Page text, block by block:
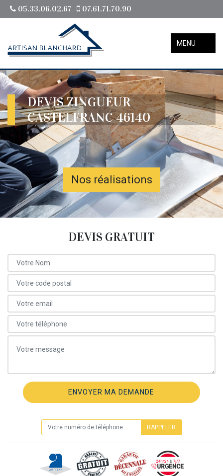
05.33.06.02.67 07.61.71.70.90
MENU
DEVIS ZINGUEUR
CASTELFRANC 46140
Nos réalisations
DEVIS GRATUIT